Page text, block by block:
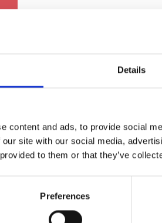
Details
content and ads, to provide social
site with our social media,
to them or that they’ve
Preferences
für